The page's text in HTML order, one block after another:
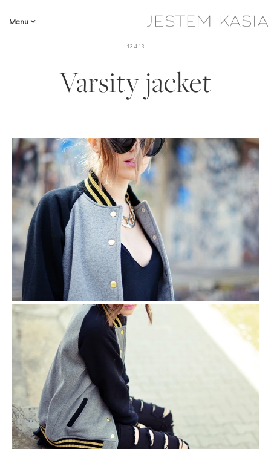
Menu
13.4.13
Varsity jacket